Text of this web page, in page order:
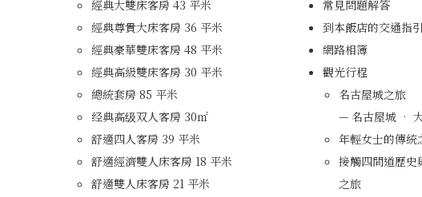
經典大雙床客房 43 平米
經典尊貴大床客房 36 平米
經典豪華雙床客房 48 平米
經典高級雙床客房 30 平米
總統套房 85 平米
经典高级双人客房 30㎡
舒適四人客房 39 平米
舒適經濟雙人床客房 18 平米
舒適雙人床客房 21 平米
常見問題解答
到本飯店的交通指引
網路相簿
觀光行程
名古屋城之旅
— 名古屋城 •
接觸四間道歷史
之旅